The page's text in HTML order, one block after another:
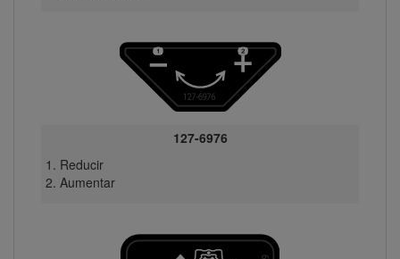
127-6976
Reducir
Aumentar